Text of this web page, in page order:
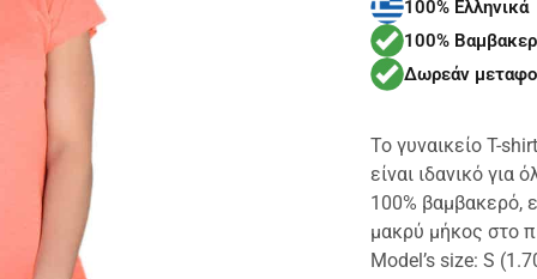
100% Ελληνικά
100%
Δωρεάν
Το γυναικείο T-
είναι ιδανικό για
100% βαμβακερό,
μακρύ μήκος στο
Model’s size: S